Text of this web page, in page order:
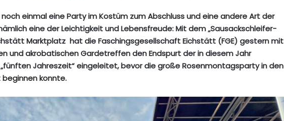
einmal eine Party im Kostüm zum Abschluss und eine andere Art der
eine der Leichtigkeit und Lebensfreude: Mit dem „Sausackschleifer-
Marktplatz hat die Faschingsgesellschaft Eichstätt (FGE) gestern mit
und akrobatischen Gardetreffen den Endspurt der in diesem Jahr
Jahreszeit“ eingeleitet, bevor die große Rosenmontagsparty in den
konnte.